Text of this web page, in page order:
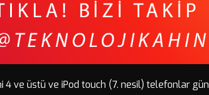
4 ve üstü ve iPod touch (7. nesil) telefonlar